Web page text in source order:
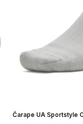
Čarape UA Sportstyle